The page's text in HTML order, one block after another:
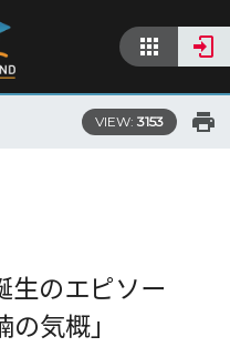
VIEW: 3153
生のエピソー
気概」